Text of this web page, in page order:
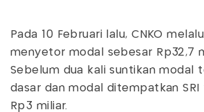
Pada 10 Februari lalu, CNKO
menyetor modal sebesar Rp32,7
Sebelum dua kali suntikan modal
dasar dan modal ditempatkan
Rp3 miliar.